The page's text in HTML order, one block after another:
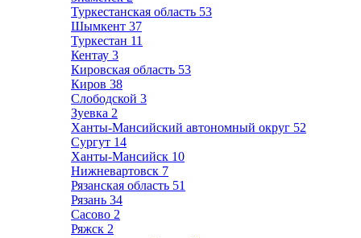
Туркестанская область 53
Шымкент 37
Туркестан 11
Кентау 3
Кировская область 53
Киров 38
Слободской 3
Зуевка 2
Ханты-Мансийский автономный округ 52
Сургут 14
Ханты-Мансийск 10
Нижневартовск 7
Рязанская область 51
Рязань 34
Сасово 2
Ряжск 2